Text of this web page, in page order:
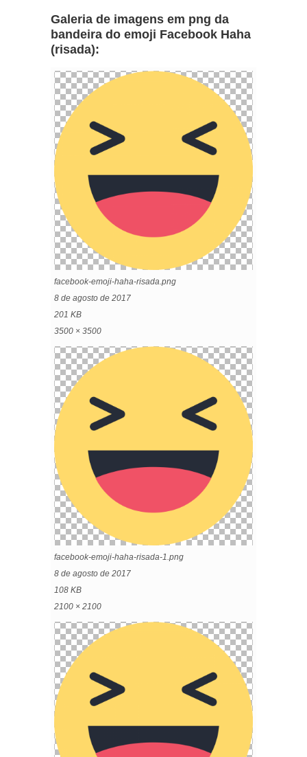
Galeria de imagens em png da
bandeira do emoji Facebook Haha
(risada):
facebook-emoji-haha-risada.png
8 de agosto de 2017
201 KB
3500 × 3500
facebook-emoji-haha-risada-1.png
8 de agosto de 2017
108 KB
2100 × 2100